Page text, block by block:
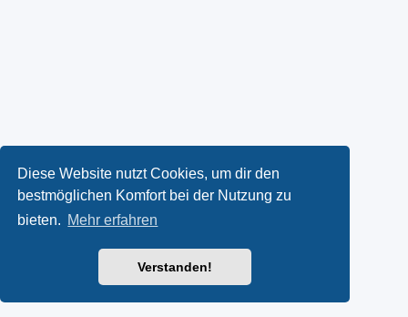
Diese Website nutzt Cookies, um dir den
bestmöglichen Komfort bei der Nutzung zu
bieten. Mehr erfahren
Verstanden!